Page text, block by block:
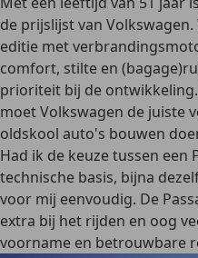
de prijslijst van
editie met
comfort, stilte en
prioriteit bij de
moet Volkswagen de juiste
oldskool auto's bouwen
Had ik de keuze tussen een
technische basis, bijna
voor mij eenvoudig. De
extra bij het rijden en oog
voorname en betrouwbare